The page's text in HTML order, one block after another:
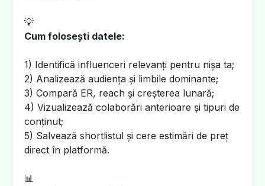
💡
Cum folosești datele:
1) Identifică influenceri relevanți pentru nișa ta;
2) Analizează audiența și limbile dominante;
3) Compară ER, reach și creșterea lunară;
4) Vizualizează colaborări anterioare și tipuri de
conținut;
5) Salvează shortlistul și cere estimări de preț
direct în platformă.
📊